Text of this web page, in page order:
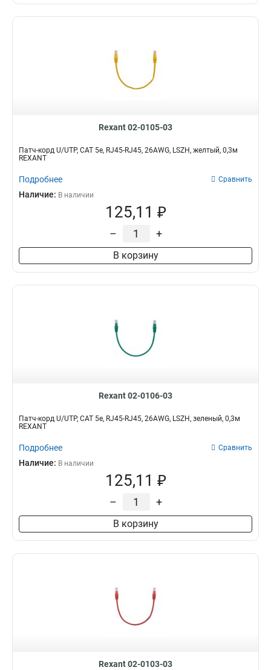
Rexant 02-0105-03
Патч-корд U/UTP, CAT 5e, RJ45-RJ45, 26AWG, LSZH, желтый, 0,3м
REXANT
Подробнее Сравнить
Наличие: В наличии
125,11 ₽
– +
В корзину
Rexant 02-0106-03
Патч-корд U/UTP, CAT 5e, RJ45-RJ45, 26AWG, LSZH, зеленый, 0,3м
REXANT
Подробнее Сравнить
Наличие: В наличии
125,11 ₽
– +
В корзину
Rexant 02-0103-03